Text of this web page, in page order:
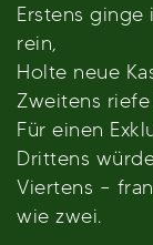
Erstens ginge
rein,
Holte neue
Zweitens
Für einen
Drittens
Viertens –
wie zwei.